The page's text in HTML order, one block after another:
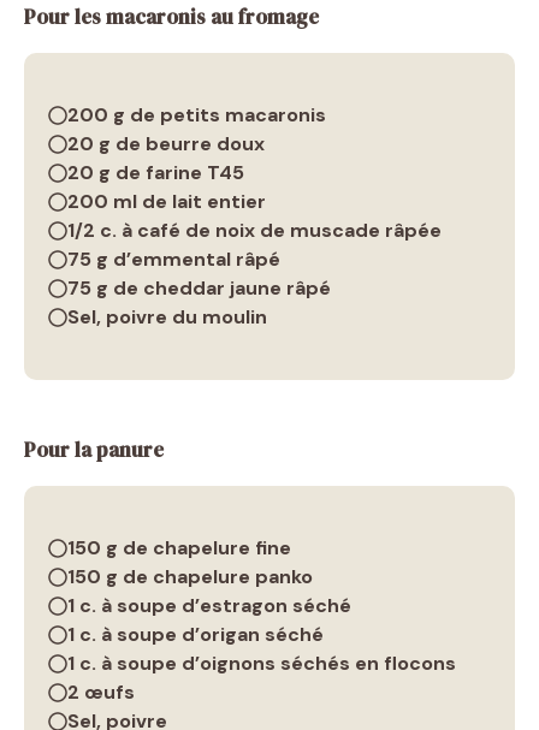
Pour les macaronis au fromage
200 g de petits macaronis
20 g de beurre doux
20 g de farine T45
200 ml de lait entier
1/2 c. à café de noix de muscade râpée
75 g d’emmental râpé
75 g de cheddar jaune râpé
Sel, poivre du moulin
Pour la panure
150 g de chapelure fine
150 g de chapelure panko
1 c. à soupe d’estragon séché
1 c. à soupe d’origan séché
1 c. à soupe d’oignons séchés en flocons
2 œufs
Sel, poivre